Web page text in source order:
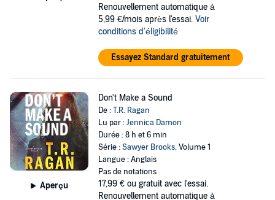
Renouvellement automatique à
5,99 €/mois après l'essai. Voir
conditions d'éligibilité
Essayez Standard gratuitement
Aperçu
Don't Make a Sound
De :T.R. Ragan
Lu par :Jennica Damon
Durée : 8 h et 6 min
Série :Sawyer Brooks, Volume 1
Langue : Anglais
Pas de notations
17,99 € ou gratuit avec l'essai.
Renouvellement automatique à